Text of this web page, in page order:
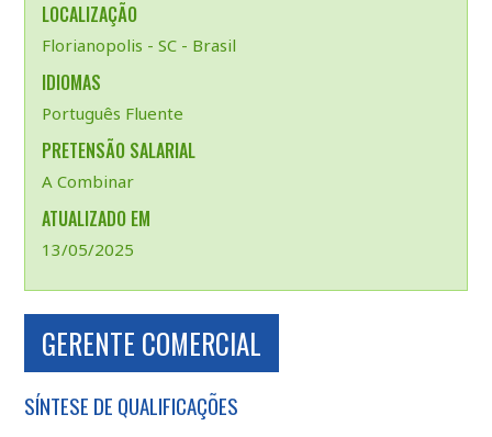
LOCALIZAÇÃO
Florianopolis - SC - Brasil
IDIOMAS
Português Fluente
PRETENSÃO SALARIAL
A Combinar
ATUALIZADO EM
13/05/2025
GERENTE COMERCIAL
SÍNTESE DE QUALIFICAÇÕES